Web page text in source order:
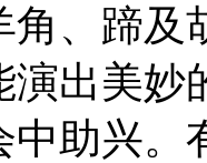
角、蹄及
演出美妙
中助兴。